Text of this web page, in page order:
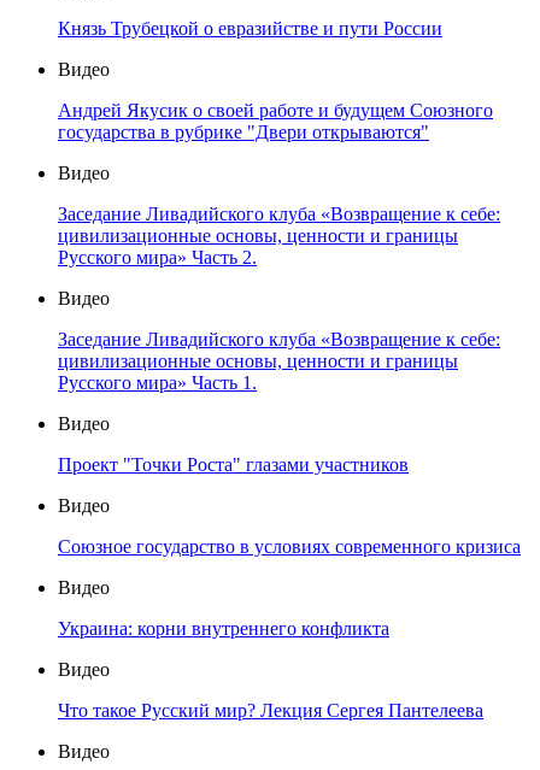
Князь Трубецкой о евразийстве и пути России
Видео
Андрей Якусик о своей работе и будущем Союзного
государства в рубрике "Двери открываются"
Видео
Заседание Ливадийского клуба «Возвращение к себе:
цивилизационные основы, ценности и границы
Русского мира» Часть 2.
Видео
Заседание Ливадийского клуба «Возвращение к себе:
цивилизационные основы, ценности и границы
Русского мира» Часть 1.
Видео
Проект "Точки Роста" глазами участников
Видео
Союзное государство в условиях современного кризиса
Видео
Украина: корни внутреннего конфликта
Видео
Что такое Русский мир? Лекция Сергея Пантелеева
Видео